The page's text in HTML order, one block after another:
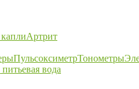
Артрит
ПульсоксиметрТонометры
вода